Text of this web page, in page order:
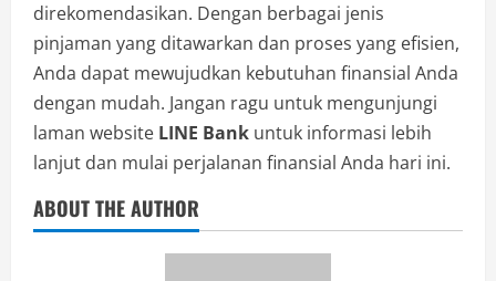
direkomendasikan. Dengan berbagai jenis
pinjaman yang ditawarkan dan proses yang efisien,
Anda dapat mewujudkan kebutuhan finansial Anda
dengan mudah. Jangan ragu untuk mengunjungi
laman website LINE Bank untuk informasi lebih
lanjut dan mulai perjalanan finansial Anda hari ini.
ABOUT THE AUTHOR